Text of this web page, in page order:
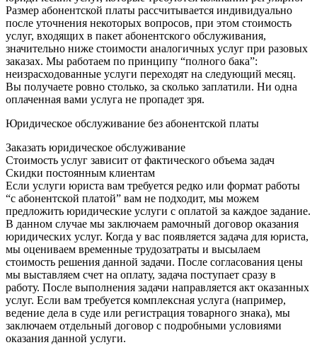
Размер абонентской платы рассчитывается индивидуально
после уточнения некоторых вопросов, при этом стоимость
услуг, входящих в пакет абонентского обслуживания,
значительно ниже стоимости аналогичных услуг при разовых
заказах. Мы работаем по принципу “полного бака”:
неизрасходованные услуги переходят на следующий месяц.
Вы получаете ровно столько, за сколько заплатили. Ни одна
оплаченная вами услуга не пропадет зря.
Юридическое обслуживание без абонентской платы
Заказать юридическое обслуживание
Стоимость услуг зависит от фактического объема задач
Скидки постоянным клиентам
Если услуги юриста вам требуется редко или формат работы
“с абонентской платой” вам не подходит, мы можем
предложить юридические услуги с оплатой за каждое задание.
В данном случае мы заключаем рамочный договор оказания
юридических услуг. Когда у вас появляется задача для юриста,
мы оцениваем временные трудозатраты и высылаем
стоимость решения данной задачи. После согласования цены
мы выставляем счет на оплату, задача поступает сразу в
работу. После выполнения задачи направляется акт оказанных
услуг. Если вам требуется комплексная услуга (например,
ведение дела в суде или регистрация товарного знака), мы
заключаем отдельный договор с подробными условиями
оказания данной услуги.